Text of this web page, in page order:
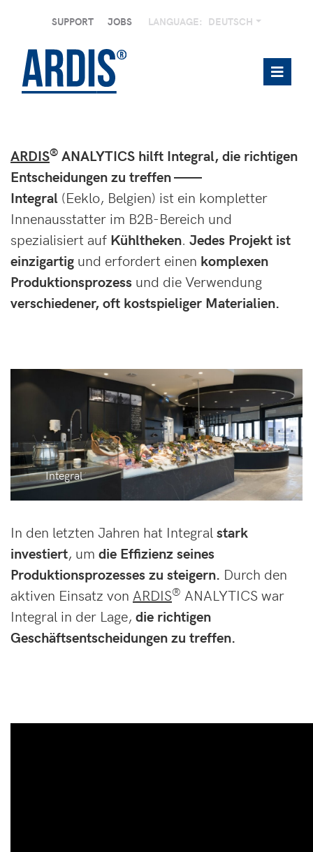
SUPPORT JOBS LANGUAGE: DEUTSCH
ARDIS® ANALYTICS hilft Integral, die richtigen
Entscheidungen zu treffen ——
Integral (Eeklo, Belgien) ist ein kompletter
Innenausstatter im B2B-Bereich und
spezialisiert auf Kühltheken. Jedes Projekt ist
einzigartig und erfordert einen komplexen
Produktionsprozess und die Verwendung
verschiedener, oft kostspieliger Materialien.
Integral
In den letzten Jahren hat Integral stark
investiert, um die Effizienz seines
Produktionsprozesses zu steigern. Durch den
aktiven Einsatz von ARDIS® ANALYTICS war
Integral in der Lage, die richtigen
Geschäftsentscheidungen zu treffen.